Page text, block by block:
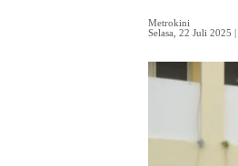
Metrokini
Selasa, 22 Juli 2025